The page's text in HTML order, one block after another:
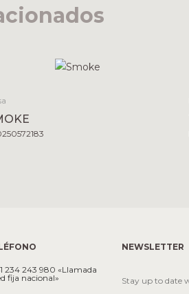
234 243 980 «Llamada
fija nacional»
NEWSLETTER